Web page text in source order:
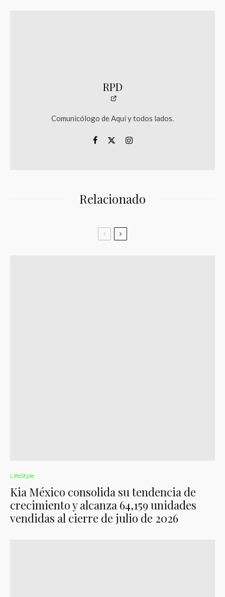
RPD
Comunicólogo de Aquí y todos lados.
Relacionado
LifeStyle
Kia México consolida su tendencia de
crecimiento y alcanza 64,159 unidades
vendidas al cierre de julio de 2026